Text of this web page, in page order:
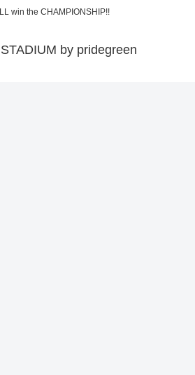
win the CHAMPIONSHIP!!
by pridegreen